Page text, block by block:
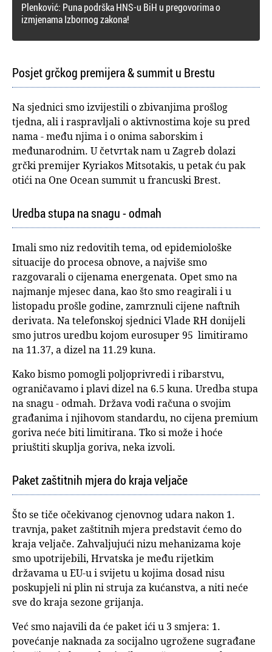
Plenković: Puna podrška HNS-u BiH u pregovorima o
izmjenama Izbornog zakona!
Posjet grčkog premijera & summit u Brestu
Na sjednici smo izvijestili o zbivanjima prošlog
tjedna, ali i raspravljali o aktivnostima koje su pred
nama - među njima i o onima saborskim i
međunarodnim. U četvrtak nam u Zagreb dolazi
grčki premijer Kyriakos Mitsotakis, u petak ću pak
otići na One Ocean summit u francuski Brest.
Uredba stupa na snagu - odmah
Imali smo niz redovitih tema, od epidemiološke
situacije do procesa obnove, a najviše smo
razgovarali o cijenama energenata. Opet smo na
najmanje mjesec dana, kao što smo reagirali i u
listopadu prošle godine, zamrznuli cijene naftnih
derivata. Na telefonskoj sjednici Vlade RH donijeli
smo jutros uredbu kojom eurosuper 95 limitiramo
na 11.37, a dizel na 11.29 kuna.
Kako bismo pomogli poljoprivredi i ribarstvu,
ograničavamo i plavi dizel na 6.5 kuna. Uredba stupa
na snagu - odmah. Država vodi računa o svojim
građanima i njihovom standardu, no cijena premium
goriva neće biti limitirana. Tko si može i hoće
priuštiti skuplja goriva, neka izvoli.
Paket zaštitnih mjera do kraja veljače
Što se tiče očekivanog cjenovnog udara nakon 1.
travnja, paket zaštitnih mjera predstavit ćemo do
kraja veljače. Zahvaljujući nizu mehanizama koje
smo upotrijebili, Hrvatska je među rijetkim
državama u EU-u i svijetu u kojima dosad nisu
poskupjeli ni plin ni struja za kućanstva, a niti neće
sve do kraja sezone grijanja.
Već smo najavili da će paket ići u 3 smjera: 1.
povećanje naknada za socijalno ugrožene sugrađane